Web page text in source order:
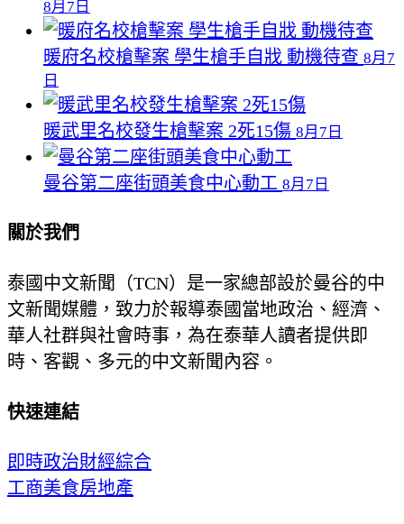
8月7日
暖府名校槍擊案 學生槍手自戕 動機待查 8月7
日
暖武里名校發生槍擊案 2死15傷 8月7日
曼谷第二座街頭美食中心動工 8月7日
關於我們
泰國中文新聞（TCN）是一家總部設於曼谷的中
文新聞媒體，致力於報導泰國當地政治、經濟、
華人社群與社會時事，為在泰華人讀者提供即
時、客觀、多元的中文新聞內容。
快速連結
即時政治財經綜合
工商美食房地產